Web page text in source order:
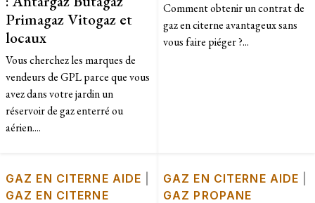
Primagaz Vitogaz et
locaux
Vous cherchez les marques de
vendeurs de GPL parce que vous
avez dans votre jardin un
réservoir de gaz enterré ou
aérien....
Comment obtenir un contrat de
gaz en citerne avantageux sans
vous faire piéger ?...
GAZ EN CITERNE AIDE
GAZ EN CITERNE
GAZ EN CITERNE AIDE
GAZ PROPANE